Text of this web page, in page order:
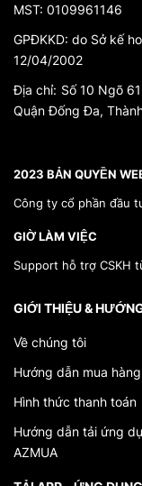
MST: 0109961146
GPĐKKD: do Sở kế
12/04/2002
Địa chỉ: Số 10 Ngõ
Quận Đống Đa,
2023 BẢN QUYỀN
Công ty cổ phần đầu
GIỜ LÀM VIỆC
Support hỗ trợ CSKH
GIỚI THIỆU &
Về chúng tôi
Hướng dẫn mua hàng
Hình thức thanh toán
Hướng dẫn tải ứng
AZMUA